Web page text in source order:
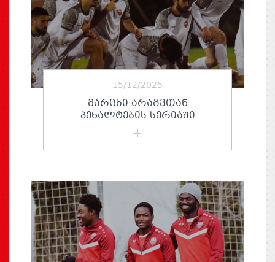
15/12/2025
ᲛᲐᲠᲪᲮᲘ ᲐᲠᲐᲒᲕᲗᲐᲜ
ᲞᲔᲜᲐᲚᲢᲔᲑᲘᲡ ᲡᲔᲠᲘᲐᲨᲘ